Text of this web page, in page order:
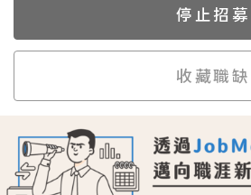
停止招募
收藏職缺